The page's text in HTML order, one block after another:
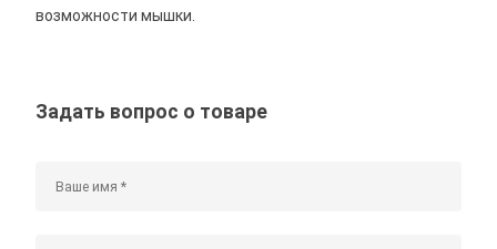
возможности мышки.
Задать вопрос о товаре